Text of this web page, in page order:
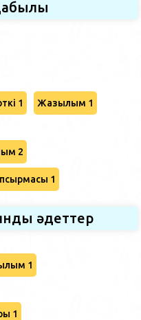
1 Жазылым 1
2
1
әдеттер
1
1